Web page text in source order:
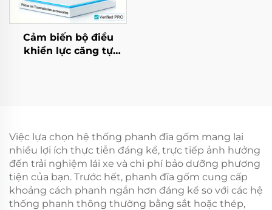
Cảm biến bộ điều
khiển lực căng tự
Việc lựa chọn hệ thống phanh đĩa gốm mang lại
nhiều lợi ích thực tiễn đáng kể, trực tiếp ảnh hưởng
đến trải nghiệm lái xe và chi phí bảo dưỡng phương
tiện của bạn. Trước hết, phanh đĩa gốm cung cấp
khoảng cách phanh ngắn hơn đáng kể so với các hệ
thống phanh thông thường bằng sắt hoặc thép,